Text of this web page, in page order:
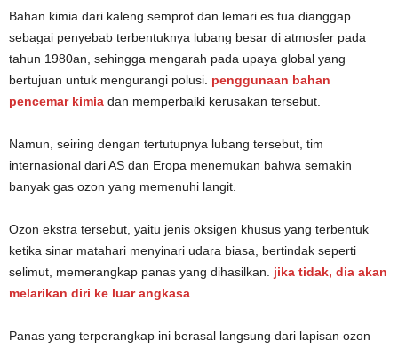
Bahan kimia dari kaleng semprot dan lemari es tua dianggap
sebagai penyebab terbentuknya lubang besar di atmosfer pada
tahun 1980an, sehingga mengarah pada upaya global yang
bertujuan untuk mengurangi polusi. penggunaan bahan
pencemar kimia dan memperbaiki kerusakan tersebut.
Namun, seiring dengan tertutupnya lubang tersebut, tim
internasional dari AS dan Eropa menemukan bahwa semakin
banyak gas ozon yang memenuhi langit.
Ozon ekstra tersebut, yaitu jenis oksigen khusus yang terbentuk
ketika sinar matahari menyinari udara biasa, bertindak seperti
selimut, memerangkap panas yang dihasilkan. jika tidak, dia akan
melarikan diri ke luar angkasa
Panas yang terperangkap ini berasal langsung dari lapisan ozon